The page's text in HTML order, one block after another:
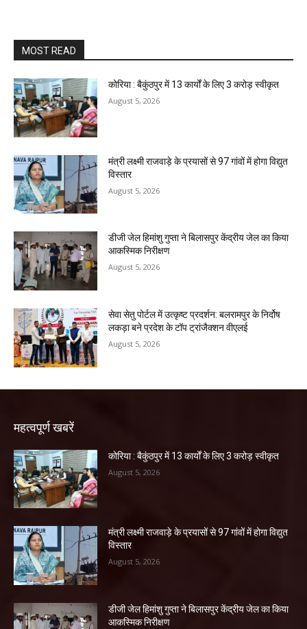
MOST READ
कोरिया : बैकुंठपुर में 13 कार्यों के लिए 3 करोड़ स्वीकृत
August 5, 2026
मंत्री लक्ष्मी राजवाड़े के प्रयासों से 97 गांवों में होगा विद्युत
विस्तार
August 5, 2026
डीजी जेल हिमांशु गुप्ता ने बिलासपुर केंद्रीय जेल का किया
आकस्मिक निरीक्षण
August 5, 2026
सेवा सेतु पोर्टल में उत्कृष्ट प्रदर्शन: बलरामपुर के निर्दोष
लकड़ा बने प्रदेश के टॉप ट्रांजैक्शन वीएलई
August 5, 2026
महत्वपूर्ण खबरें
कोरिया : बैकुंठपुर में 13 कार्यों के लिए 3 करोड़ स्वीकृत
August 5, 2026
मंत्री लक्ष्मी राजवाड़े के प्रयासों से 97 गांवों में होगा विद्युत
विस्तार
August 5, 2026
डीजी जेल हिमांशु गुप्ता ने बिलासपुर केंद्रीय जेल का किया
आकस्मिक निरीक्षण